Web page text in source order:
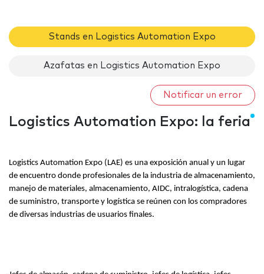
Stands en Logistics Automation Expo
Azafatas en Logistics Automation Expo
Notificar un error
Logistics Automation Expo: la feria
Logistics Automation Expo (LAE) es una exposición anual y un lugar
de encuentro donde profesionales de la industria de almacenamiento,
manejo de materiales, almacenamiento, AIDC, intralogística, cadena
de suministro, transporte y logística se reúnen con los compradores
de diversas industrias de usuarios finales.